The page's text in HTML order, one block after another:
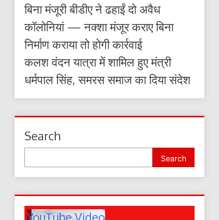
बिना मंजूरी बीडीए ने ढहाईं दो अवैध
कॉलोनियां — नक्शा मंजूर कराए बिना
निर्माण कराया तो होगी कार्रवाई
कलश वंदन यात्रा में शामिल हुए मंत्री
धर्मपाल सिंह, समरस समाज का दिया संदेश
Search
Search
YouTube Video